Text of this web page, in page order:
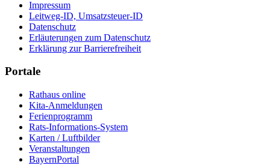
Impressum
Leitweg-ID, Umsatzsteuer-ID
Datenschutz
Erläuterungen zum Datenschutz
Erklärung zur Barrierefreiheit
Portale
Rathaus online
Kita-Anmeldungen
Ferienprogramm
Rats-Informations-System
Karten / Luftbilder
Veranstaltungen
BayernPortal